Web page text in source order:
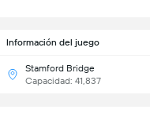
Información del juego
Stamford Bridge
Capacidad: 41,837